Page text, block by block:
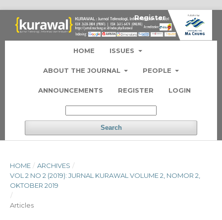
HOME ISSUES
ABOUT THE JOURNAL PEOPLE
ANNOUNCEMENTS REGISTER LOGIN
Search
Register Login
HOME / ARCHIVES /
VOL 2 NO 2 (2019): JURNAL KURAWAL VOLUME 2, NOMOR 2,
OKTOBER 2019
/
Articles